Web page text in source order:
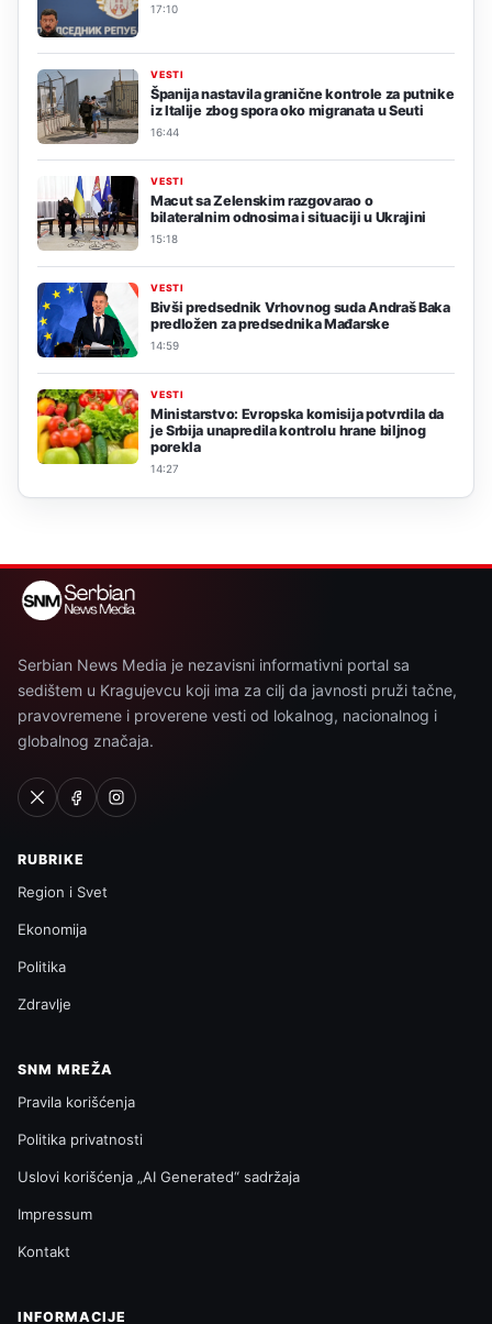
17:10
VESTI
Španija nastavila granične kontrole za putnike
iz Italije zbog spora oko migranata u Seuti
16:44
VESTI
Macut sa Zelenskim razgovarao o
bilateralnim odnosima i situaciji u Ukrajini
15:18
VESTI
Bivši predsednik Vrhovnog suda Andraš Baka
predložen za predsednika Mađarske
14:59
VESTI
Ministarstvo: Evropska komisija potvrdila da
je Srbija unapredila kontrolu hrane biljnog
porekla
14:27
Serbian News Media je nezavisni informativni portal sa
sedištem u Kragujevcu koji ima za cilj da javnosti pruži tačne,
pravovremene i proverene vesti od lokalnog, nacionalnog i
globalnog značaja.
RUBRIKE
Region i Svet
Ekonomija
Politika
Zdravlje
SNM MREŽA
Pravila korišćenja
Politika privatnosti
Uslovi korišćenja „AI Generated“ sadržaja
Impressum
Kontakt
INFORMACIJE